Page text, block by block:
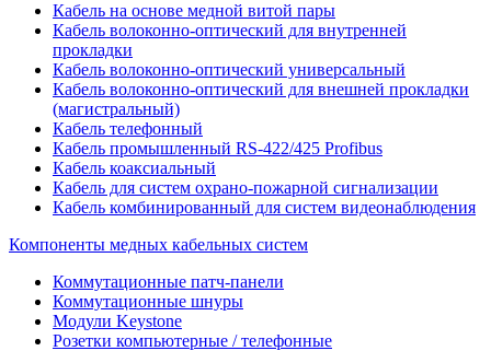
Кабель на основе медной витой пары
Кабель волоконно-оптический для внутренней
прокладки
Кабель волоконно-оптический универсальный
Кабель волоконно-оптический для внешней прокладки
(магистральный)
Кабель телефонный
Кабель промышленный RS-422/425 Profibus
Кабель коаксиальный
Кабель для систем охрано-пожарной сигнализации
Кабель комбинированный для систем видеонаблюдения
Компоненты медных кабельных систем
Коммутационные патч-панели
Коммутационные шнуры
Модули Keystone
Розетки компьютерные / телефонные